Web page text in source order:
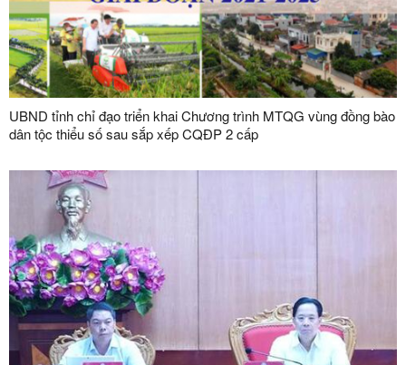
UBND tỉnh chỉ đạo triển khai Chương trình MTQG vùng đồng bào
dân tộc thiểu số sau sắp xếp CQĐP 2 cấp